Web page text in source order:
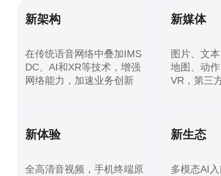
新架构
在传统语音网络中叠加IMS
DC、AI和XR等技术，增强
网络能力，加速业务创新
新媒体
图片、文
地图、动
VR，第三
新体验
全高清音视频，手机终端原
新生态
多模态AI